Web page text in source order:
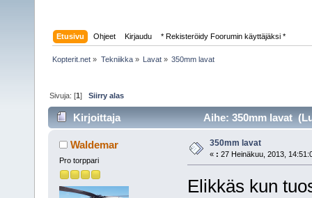
Etusivu Ohjeet Kirjaudu * Rekisteröidy Foorumin käyttäjäksi *
Kopterit.net » Tekniikka» Lavat» 350mm lavat
Sivuja: [1]Siirry alas
Kirjoittaja Aihe: 350mm lavat
Waldemar
Pro torppari
350mm lavat
« : 27 Heinäkuu, 2013,
Elikkäs kun